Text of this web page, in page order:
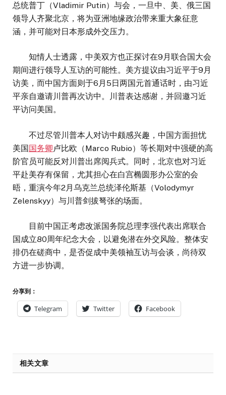
总统普丁（Vladimir Putin）与会，一旦中、美、俄三国
领导人齐聚北京，将为亚洲地缘政治带来重大象征意
涵，并可能对日本形成外交压力。
知情人士透露，中美双方也正探讨在9月联合国大会
期间进行领导人互访的可能性。美方提议由习近平于9月
访美，而中国方面则于6月5日两国元首通话时，由习近
平亲自邀请川普再次访中。川普表达感谢，并回邀习近
平访问美国。
不过尽管川普本人对访中颇感兴趣，中国方面担忧
美国国务卿卢比欧（Marco Rubio）等长期对中强硬的高
阶官员可能反对川普出席阅兵式。同时，北京也对习近
平赴美存有保留，尤其担心在白宫椭圆形办公室的会
晤，重演今年2月乌克兰总统泽伦斯基（Volodymyr
Zelenskyy）与川普剑拔弩张的场面。
目前中国正考虑改派国务院总理李强代表出席联合
国成立80周年纪念大会，以避免潜在外交风险。整体安
排仍在磋商中，是否促成中美领袖互访与会谈，尚待双
方进一步协调。
分享到：
Telegram Twitter Facebook
相关文章